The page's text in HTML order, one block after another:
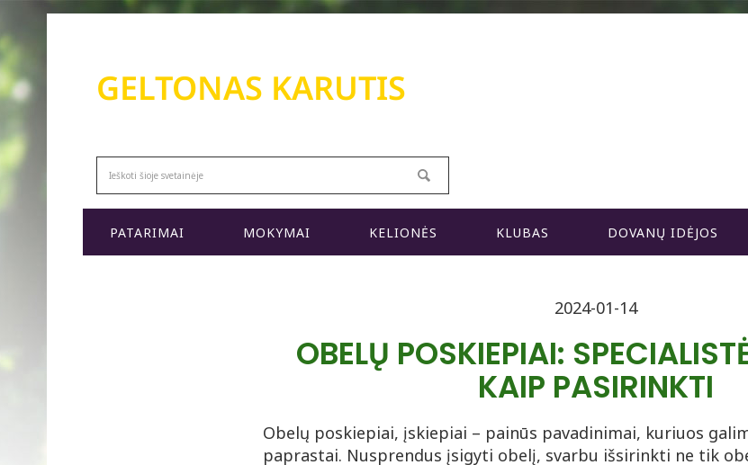
GELTONAS KARUTIS
PATARIMAI MOKYMAI KELIONĖS KLUBAS DOVANŲ IDĖJOS
2024-01-14
OBELŲ POSKIEPIAI:
KAIP PASIRINKTI
Obelų poskiepiai, įskiepiai – painūs pavadinimai, kuriuos
paprastai. Nusprendus įsigyti obelį, svarbu išsirinkti ne tik